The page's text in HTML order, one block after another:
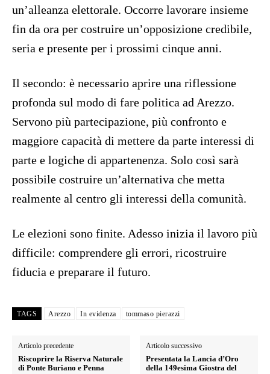
un’alleanza elettorale. Occorre lavorare insieme
fin da ora per costruire un’opposizione credibile,
seria e presente per i prossimi cinque anni.
Il secondo: è necessario aprire una riflessione
profonda sul modo di fare politica ad Arezzo.
Servono più partecipazione, più confronto e
maggiore capacità di mettere da parte interessi di
parte e logiche di appartenenza. Solo così sarà
possibile costruire un’alternativa che metta
realmente al centro gli interessi della comunità.
Le elezioni sono finite. Adesso inizia il lavoro più
difficile: comprendere gli errori, ricostruire
fiducia e preparare il futuro.
TAGS Arezzo In evidenza tommaso pierazzi
Articolo precedente
Riscoprire la Riserva Naturale
di Ponte Buriano e Penna
Articolo successivo
Presentata la Lancia d’Oro
della 149esima Giostra del